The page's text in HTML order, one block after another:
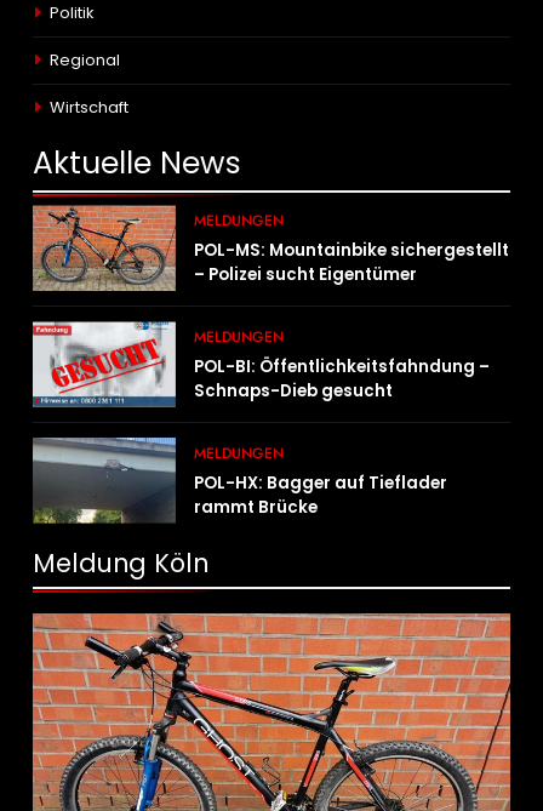
Politik
Regional
Wirtschaft
Aktuelle News
MELDUNGEN
POL-MS: Mountainbike sichergestellt
– Polizei sucht Eigentümer
MELDUNGEN
POL-BI: Öffentlichkeitsfahndung –
Schnaps-Dieb gesucht
MELDUNGEN
POL-HX: Bagger auf Tieflader
rammt Brücke
Meldung Köln